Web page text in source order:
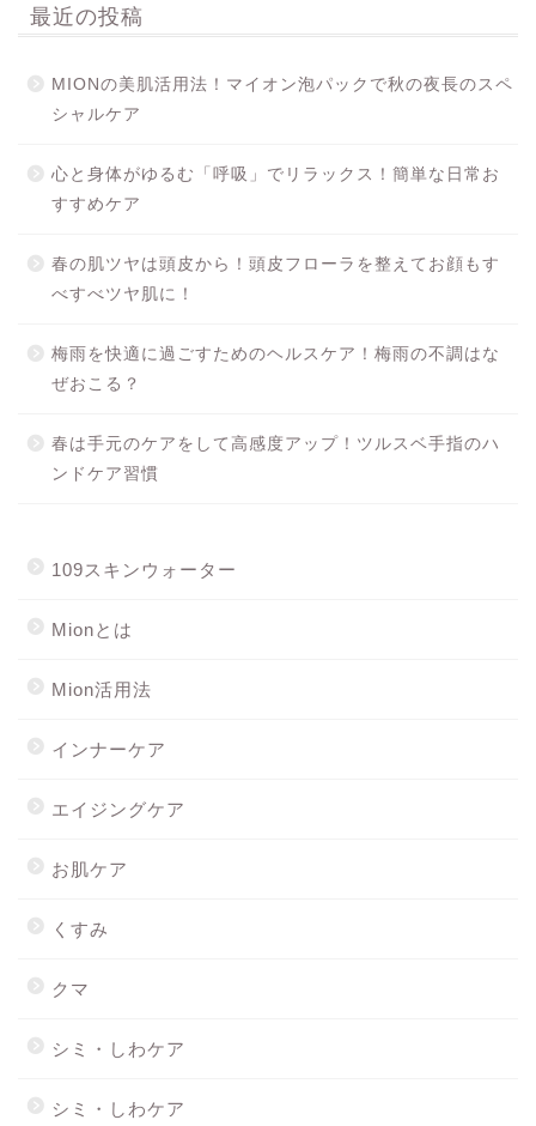
最近の投稿
MIONの美肌活用法！マイオン泡パックで秋の夜長のスペ
シャルケア
心と身体がゆるむ「呼吸」でリラックス！簡単な日常お
すすめケア
春の肌ツヤは頭皮から！頭皮フローラを整えてお顔もす
べすべツヤ肌に！
梅雨を快適に過ごすためのヘルスケア！梅雨の不調はな
ぜおこる？
春は手元のケアをして高感度アップ！ツルスベ手指のハ
ンドケア習慣
109スキンウォーター
Mionとは
Mion活用法
インナーケア
エイジングケア
お肌ケア
くすみ
クマ
シミ・しわケア
シミ・しわケア